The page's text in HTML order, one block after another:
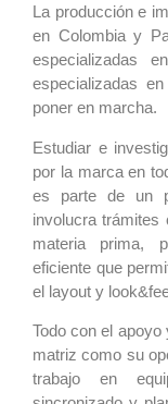
La producción e
en Colombia y
especializadas
especializadas
poner en marcha.
Estudiar e
por la marca en
es parte de un
involucra trámites
materia prima,
eficiente que
el layout y
Todo con el
matriz como su
trabajo en